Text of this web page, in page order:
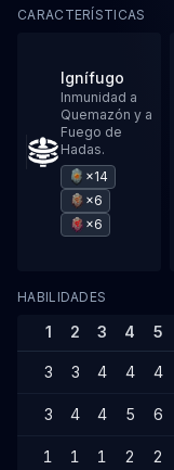
CARACTERÍSTICAS
Ignífugo
Inmunidad a
Quemazón y a
Fuego de
Hadas.
×14
×6
×6
HABILIDADES
1 2 3 4 5
3 3 4 4 4
3 4 4 5 6
1 1 1 2 2